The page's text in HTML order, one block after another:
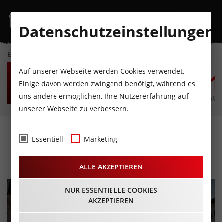
EVENTKALENDER
SA
8
AUGUST
SO
9
AUGUST
MO
10
AUGUST
DI
11
AUGUST
MI
12
AUGUST
St. Johann in Tirol
Datenschutzeinstellungen
Auf unserer Webseite werden Cookies verwendet.
Einige davon werden zwingend benötigt, während es
uns andere ermöglichen, Ihre Nutzererfahrung auf
unserer Webseite zu verbessern.
Essentiell Marketing
ALLE AKZEPTIEREN
NUR ESSENTIELLE COOKIES
AKZEPTIEREN